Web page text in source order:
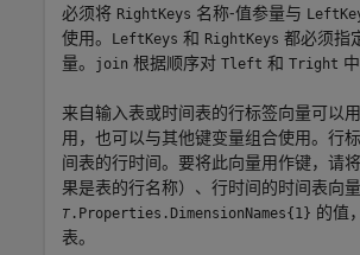
必须将 RightKeys 名称-值参量与
使用。
LeftKeys 和 RightKeys 都必须指
量。
join 根据顺序对 Tleft 和 Tright
来自输入表或时间表的行标签向量可以
用，也可以与其他键变量组合使用。行
间表的行时间。要将此向量用作键，请
果是表的行名称）、行时间的时间表向
T .Properties.DimensionNames{1} 的值
表。